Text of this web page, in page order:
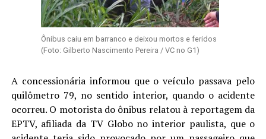
Ônibus caiu em barranco e deixou mortos e feridos
(Foto: Gilberto Nascimento Pereira / VC no G1)
A concessionária informou que o veículo passava pelo
quilômetro 79, no sentido interior, quando o acidente
ocorreu. O motorista do ônibus relatou à reportagem da
EPTV, afiliada da TV Globo no interior paulista, que o